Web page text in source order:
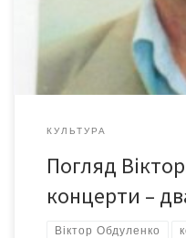
покладання квітів до
Центрального Палацу
КУЛЬТУРА
Погляд
концерти –
Віктор Обдуленко